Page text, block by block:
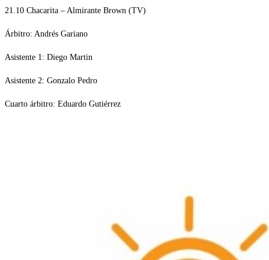
21.10 Chacarita – Almirante Brown (TV)
Árbitro: Andrés Gariano
Asistente 1: Diego Martin
Asistente 2: Gonzalo Pedro
Cuarto árbitro: Eduardo Gutiérrez